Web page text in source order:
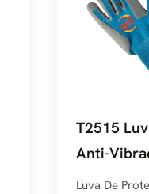
T2515
Anti-
Injection
Luva De